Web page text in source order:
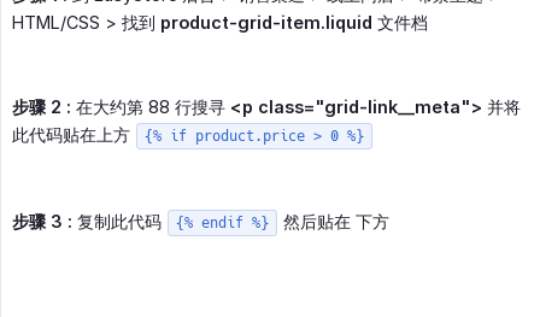
HTML/CSS > 找到 product-grid-item.liquid 文件档
步骤 2 : 在大约第 88 行搜寻 <p class="grid-link__meta"> 并将
此代码贴在上方
{% if product.price > 0 %}
步骤 3 : 复制此代码 {% endif %} 然后贴在 下方